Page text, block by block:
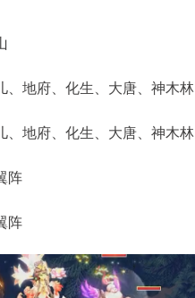
地府、化生、大唐、神木林
地府、化生、大唐、神木林
阵
阵